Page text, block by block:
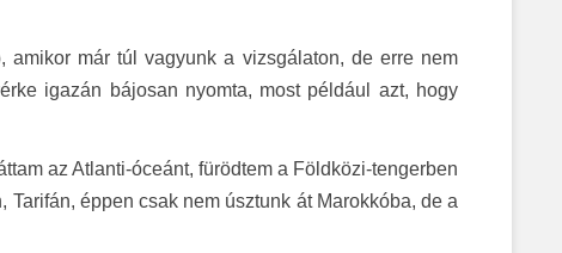
már túl vagyunk a vizsgálaton, de erre nem
igazán bájosan nyomta, most például azt, hogy
az Atlanti-óceánt, fürödtem a Földközi-tengerben
éppen csak nem úsztunk át Marokkóba, de a